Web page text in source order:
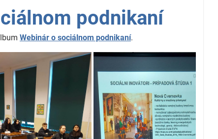
podnikaní
Webinár o sociálnom podnikaní.